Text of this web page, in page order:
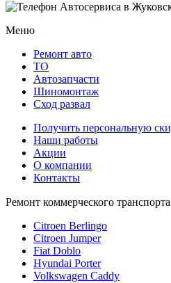
Меню
Ремонт авто
TO
Автозапчасти
Шиномонтаж
Сход развал
Получить персональную
Наши работы
Акции
О компании
Контакты
Ремонт коммерческого транспорта
Citroen Berlingo
Citroen Jumper
Fiat Doblo
Hyundai Porter
Volkswagen Caddy